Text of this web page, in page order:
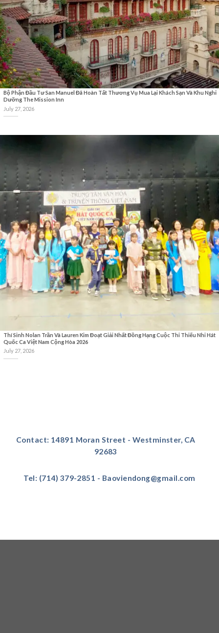
Bộ Phận Đầu Tư San Manuel Đã Hoàn Tất Thương Vụ Mua Lại Khách Sạn Và Khu Nghỉ
Dưỡng The Mission Inn
July 27, 2026
Thí Sinh Nolan Trần Và Lauren Kim Đoạt Giải Nhất Đồng Hạng Cuộc Thi Thiếu Nhi Hát
Quốc Ca Việt Nam Cộng Hòa 2026
July 27, 2026
Contact: 14891 Moran Street - Westminster, CA
92683
Tel: (714) 379-2851 - Baoviendong@gmail.com